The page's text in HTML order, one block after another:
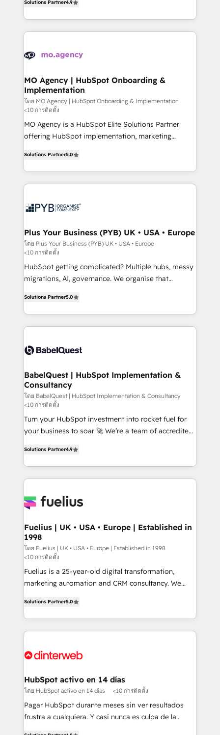
new to HubSpot or seeking to turn around a poor
install, our team have the change management
migrate, replatform, and scale smarter. We specialize
in high-impact CRM and CMS migrations and
onboarding from platforms like Salesforce, NetSuite,
WordPress and legacy CRMs, turning fragmented
architectures that accelerate revenue operations and
performance. - Multi-object CRM migration, cleanup,
and implementation. - Pre-built and custom
integrations across your full tech stack. - Custom
object setup, CMS builds, and full-funnel automation.
- Dashboards, lifecycle campaigns, and lead
Ongoing optimization, managed support, and
scalable retainers. Let’s make HubSpot your most
drive results.
Solutions Partner4.9
MO Agency | HubSpot Onboarding &
Implementation
โดย MO Agency | HubSpot Onboarding & Implementation
<10 การติดตั้ง
MO Agency is a HubSpot Elite Solutions Partner
offering HubSpot implementation, marketing
paid media, content marketing, AEO and GEO (AI
search optimisation), and HubSpot Content Hub and
WordPress development. We work with enterprise
professional services, financial services and
Town, Dubai & London. 500+ HubSpot CRM
implementations delivered. AI visibility coverage
across ChatGPT, Claude, Perplexity, Gemini and
Google AI Overviews. HubSpot Impact Award -
Customer First HubSpot Impact Award - Integrations
Migration Excellence HubSpot Impact Award -
Platform Excellence 40+ full-time HubSpot
professionals. 100s of certifications and
Solutions Partner5.0
Plus Your Business (PYB) UK • USA • Europe
โดย Plus Your Business (PYB) UK • USA • Europe
<10 การติดตั้ง
HubSpot getting complicated? Multiple hubs, messy
migrations, AI, governance. We organise that
Welcome to our Profile! We help with: • CRM
implementation, reports, workflows, and team
training • CRM migration from Salesforce, Pipedrive,
custom API integrations • AI governance for
Boutique 'Elite' team of 12 • 150+ clients across Sales
Hub, Marketing Hub, Service Hub, Data Hub and
CMS • ISO/IEC 27001:2022, ISO 9001:2015, and ISO
42001:2023 certified - the AI management standard •
GuardHub: our AI governance framework, built on
ISO 42001 Ready for the next step? Click the 👈
Solutions Partner5.0
BabelQuest | HubSpot Implementation &
Consultancy
โดย BabelQuest | HubSpot Implementation & Consultancy
<10 การติดตั้ง
Turn your HubSpot investment into rocket fuel for
your business to soar 🚀 We’re a team of accredited
implement the platform into complex business
environments, optimise what you've got and make
sure you can actually use it, build your website in
for you and execute it on HubSpot. We are on the
framework, meaning we've been accredited by
HubSpot and vetted by the CCS, which means we
can support public sector companies as well the
other ones listed in our profile. Our services: -
HubSpot implementation - HubSpot CMS website
build We can do lots of things. But everything we do
relationships with customers - Make better
decisions with data - Find a new voice and reach
investment
Solutions Partner4.9
Fuelius | UK • USA • Europe | Established in
1998
โดย Fuelius | UK • USA • Europe | Established in 1998
<10 การติดตั้ง
Fuelius is a 25-year-old digital transformation,
marketing automation and CRM consultancy. We
maximise their return from digital and fuel their
growth. We modernise platforms, streamline
operations that are causing inefficiencies, improve
supercharge revenue operations Key services: • CRM
Transformation / Web Development • RevOps &
Sales Consulting • Marketing Automation What
makes us different? 🚀 Top 0.5% of global HubSpot
agencies ⚙️ The strongest technical ability and
Solutions Partner5.0
HubSpot activo en 14 días
โดย HubSpot activo en 14 días <10 การติดตั้ง
Pagar HubSpot durante meses sin ver resultados
frustra a cualquiera. Y casi nunca es culpa de la